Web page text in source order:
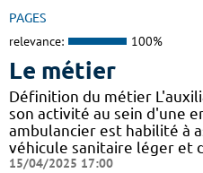
PAGES
relevance: 100%
Le métier
Définition du métier
son activité au sein d'une
ambulancier est habilité à
véhicule sanitaire léger et
15/04/2025 17:00